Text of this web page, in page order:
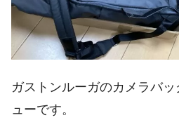
ガストンルーガのカメラバ
ューです。